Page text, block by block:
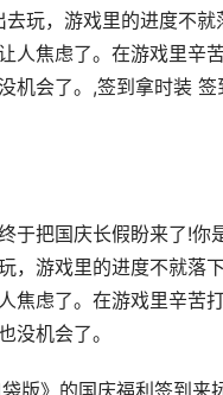
去玩，游戏里的进度不
人焦虑了。在游戏里辛
机会了。,签到拿时装
把国庆长假盼来了!你
，游戏里的进度不就落
焦虑了。在游戏里辛苦
没机会了。